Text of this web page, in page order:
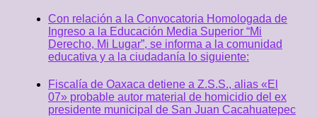
Con relación a la Convocatoria Homologada de
Ingreso a la Educación Media Superior “Mi
Derecho, Mi Lugar”, se informa a la comunidad
educativa y a la ciudadanía lo siguiente:
Fiscalía de Oaxaca detiene a Z.S.S., alias «El
07» probable autor material de homicidio del ex
presidente municipal de San Juan Cacahuatepec